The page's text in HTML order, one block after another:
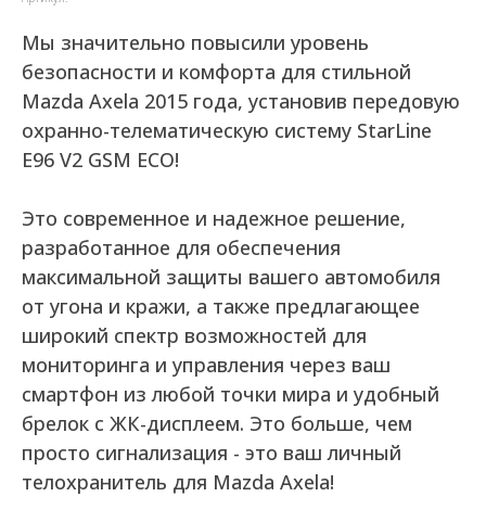
Мы значительно повысили уровень
безопасности и комфорта для стильной
Mazda Axela 2015 года, установив передовую
охранно-телематическую систему StarLine
E96 V2 GSM ECO!
Это современное и надежное решение,
разработанное для обеспечения
максимальной защиты вашего автомобиля
от угона и кражи, а также предлагающее
широкий спектр возможностей для
мониторинга и управления через ваш
смартфон из любой точки мира и удобный
брелок с ЖК-дисплеем. Это больше, чем
просто сигнализация - это ваш личный
телохранитель для Mazda Axela!